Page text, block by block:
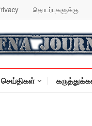
தொடர்புகளுக்கு
செய்திகள்